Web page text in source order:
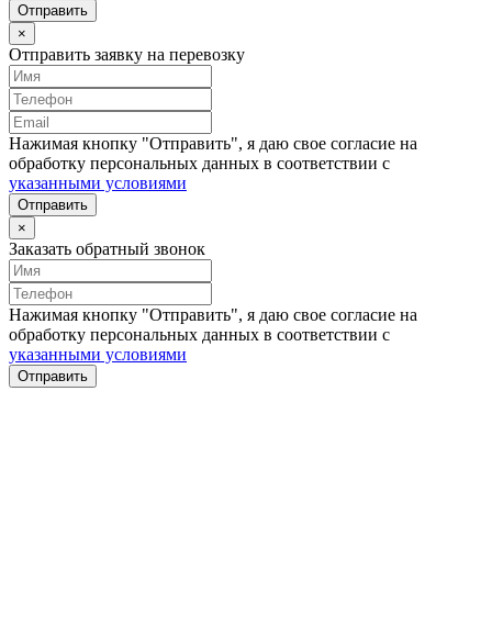
Отправить
×
Отправить заявку на перевозку
Нажимая кнопку "Отправить", я даю свое согласие на
обработку персональных данных в соответствии с
указанными условиями
Отправить
×
Заказать обратный звонок
Нажимая кнопку "Отправить", я даю свое согласие на
обработку персональных данных в соответствии с
указанными условиями
Отправить